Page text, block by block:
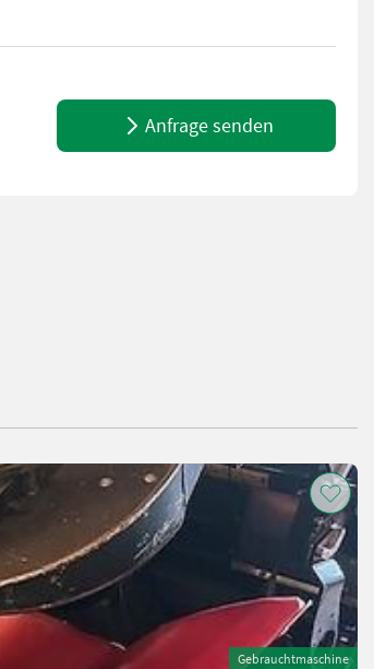
Anfrage senden
Gebrauchtmaschine